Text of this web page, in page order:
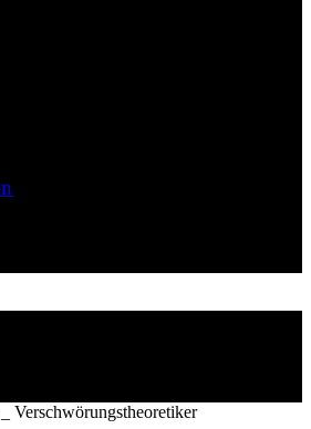
Verschwörungstheoretiker